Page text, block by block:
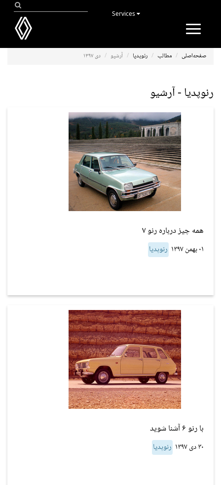
Toggle
صفحه‌اصلی مطالب رنوپدیا آرشیو دی ۱۳۹۷
رنوپدیا - آرشیو
همه چیز درباره رنو ۷
۰۱ بهمن ۱۳۹۷ رنوپدیا
با رنو ۶ آشنا شوید
۳۰ دی ۱۳۹۷ رنوپدیا